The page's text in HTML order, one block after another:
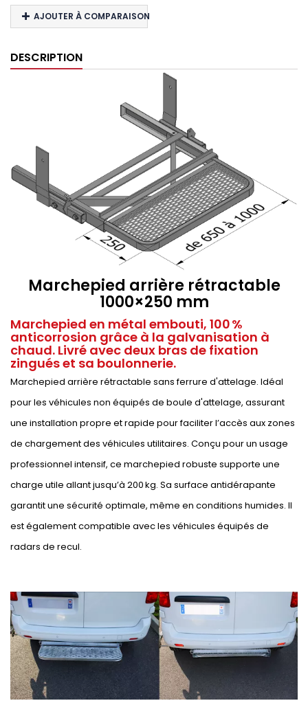
AJOUTER À COMPARAISON
DESCRIPTION
Marchepied arrière rétractable
1000×250 mm
Marchepied en métal embouti, 100 %
anticorrosion grâce à la galvanisation à
chaud. Livré avec deux bras de fixation
zingués et sa boulonnerie.
Marchepied arrière rétractable sans ferrure d'attelage. Idéal
pour les véhicules non équipés de boule d'attelage, assurant
une installation propre et rapide pour faciliter l’accès aux zones
de chargement des véhicules utilitaires. Conçu pour un usage
professionnel intensif, ce marchepied robuste supporte une
charge utile allant jusqu’à 200 kg. Sa surface antidérapante
garantit une sécurité optimale, même en conditions humides. Il
est également compatible avec les véhicules équipés de
radars de recul.